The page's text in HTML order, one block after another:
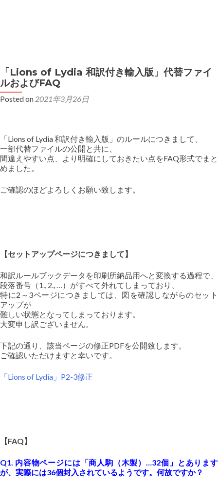
弊社ボードゲームの二次利用・イベント使用ガイドライン
「Lions of Lydia 和訳付き輸入版」代替ファイ
ルおよびFAQ
Posted on 2021年3月26日
「Lions of Lydia 和訳付き輸入版」のルールにつきまして、
一部代替ファイルの公開と共に、
間違えやすい点、より明確にしておきたい点をFAQ形式でまと
めました。
ご確認のほどよろしくお願い致します。
【セットアップページにつきまして】
和訳ルールブックデータを印刷所納品用へと変換する過程で、
段落番号（1., 2., …）がすべて外れてしまっており、
特に2～3ページにつきましては、図を確認しながらのセット
アップが
難しい状態となってしまっております。
大変申し訳ございません。
下記の通り、該当ページの修正PDFを公開致します。
ご確認いただけますと幸いです。
「Lions of Lydia」P2-3修正
【FAQ】
Q1. 内容物ページには「商人駒（木製）…32個」とあります
が、実際には36個封入されているようです。何故ですか？